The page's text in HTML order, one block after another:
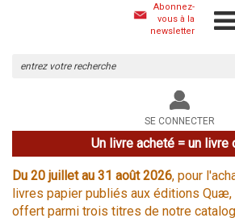
Abonnez-
vous à la
newsletter
le
site
SE CONNECTER
Un livre acheté = un livre
Du 20 juillet au 31 août 2026, pour
livres papier publiés aux éditions
offert parmi trois titres de notre